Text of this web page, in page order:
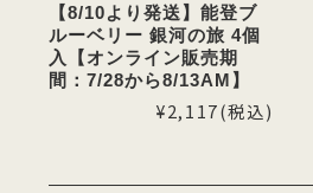
【8/10より発送】能登ブ
ルーベリー 銀河の旅 4個
入【オンライン販売期
間：7/28から8/13AM】
¥2,117(税込)